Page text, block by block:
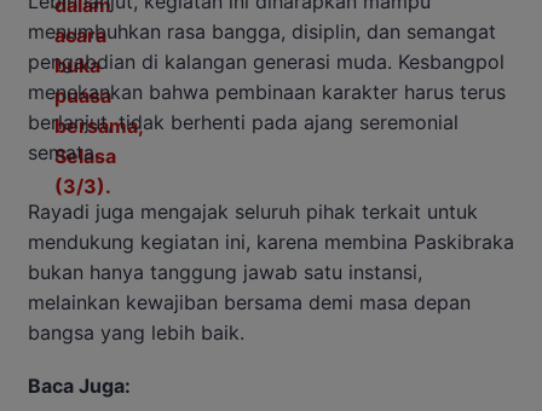
menumbuhkan rasa bangga, disiplin, dan semangat
pengabdian di kalangan generasi muda. Kesbangpol
menekankan bahwa pembinaan karakter harus terus
berlanjut, tidak berhenti pada ajang seremonial
semata.
Rayadi juga mengajak seluruh pihak terkait untuk
mendukung kegiatan ini, karena membina Paskibraka
bukan hanya tanggung jawab satu instansi,
melainkan kewajiban bersama demi masa depan
bangsa yang lebih baik.
Baca Juga: